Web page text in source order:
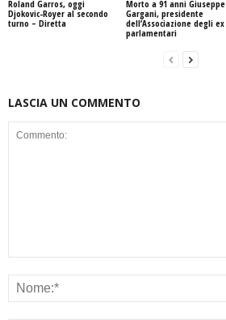
Roland Garros, oggi
Djokovic-Royer al secondo
turno – Diretta
Morto a 91 anni Giuseppe
Gargani, presidente
dell’Associazione degli ex
parlamentari
LASCIA UN COMMENTO